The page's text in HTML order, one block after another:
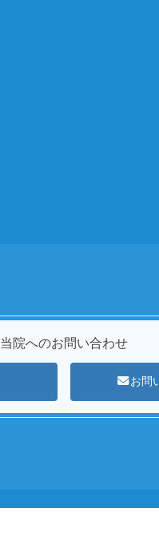
当院へのお問い合わせ
お問